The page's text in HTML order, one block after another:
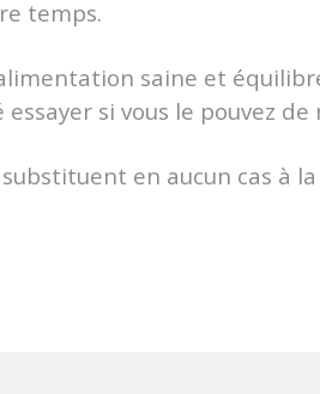
temps.
saine et
si vous le pouvez
en aucun cas à